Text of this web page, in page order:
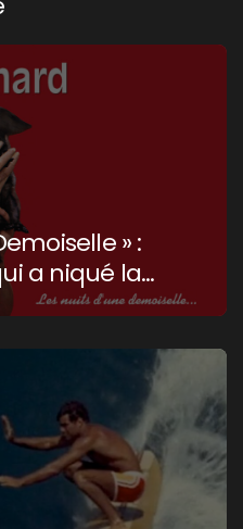
» :
a niqué la